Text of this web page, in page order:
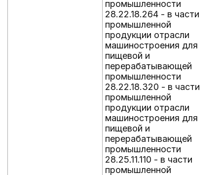
промышленности
28.22.18.264 - в части
промышленной
продукции отрасли
машиностроения для
пищевой и
перерабатывающей
промышленности
28.22.18.320 - в части
промышленной
продукции отрасли
машиностроения для
пищевой и
перерабатывающей
промышленности
28.25.11.110 - в части
промышленной